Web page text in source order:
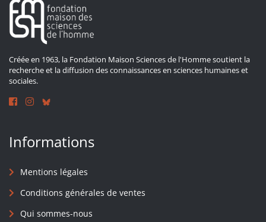
Créée en 1963, la Fondation Maison Sciences de l'Homme soutient la
recherche et la diffusion des connaissances en sciences humaines et
sociales.
Informations
Mentions légales
Conditions générales de ventes
Qui sommes-nous